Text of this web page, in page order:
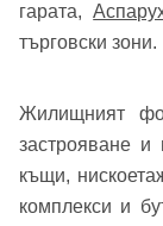
гарата,
търговски зони.
Жилищният
застрояване
къщи,
комплекси и